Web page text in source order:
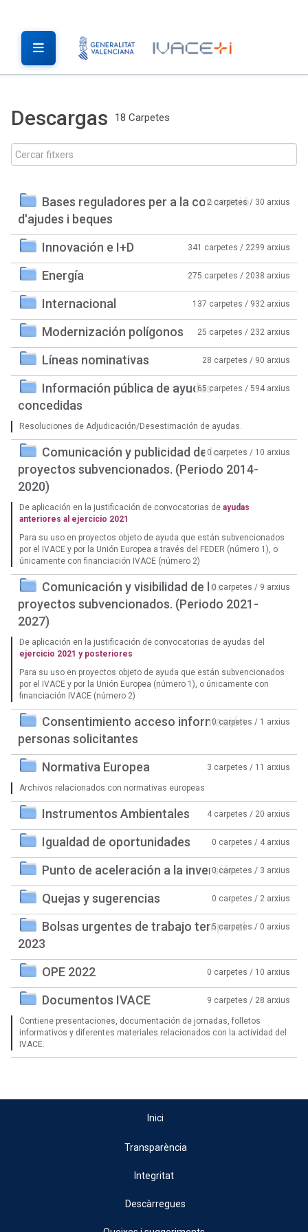
Descargas 18 Carpetes
Bases reguladores per a la concessió
d'ajudes i beques
2 carpetes / 30 arxius
Innovación e I+D 341 carpetes / 2299 arxius
Energía 275 carpetes / 2038 arxius
Internacional 137 carpetes / 932 arxius
Modernización polígonos 25 carpetes / 232 arxius
Líneas nominativas 28 carpetes / 90 arxius
Información pública de ayudas
concedidas
65 carpetes / 594 arxius
Resoluciones de Adjudicación/Desestimación de ayudas.
Comunicación y publicidad de los
proyectos subvencionados. (Periodo 2014-
2020)
0 carpetes / 10 arxius
De aplicación en la justificación de convocatorias de ayudas
anteriores al ejercicio 2021
Para su uso en proyectos objeto de ayuda que están subvencionados
por el IVACE y por la Unión Europea a través del FEDER (número 1), o
únicamente con financiación IVACE (número 2)
Comunicación y visibilidad de los
proyectos subvencionados. (Periodo 2021-
2027)
0 carpetes / 9 arxius
De aplicación en la justificación de convocatorias de ayudas del
ejercicio 2021 y posteriores
Para su uso en proyectos objeto de ayuda que están subvencionados
por el IVACE y por la Unión Europea (número 1), o únicamente con
financiación IVACE (número 2)
Consentimiento acceso información
personas solicitantes
0 carpetes / 1 arxius
Normativa Europea 3 carpetes / 11 arxius
Archivos relacionados con normativas europeas
Instrumentos Ambientales 4 carpetes / 20 arxius
Igualdad de oportunidades 0 carpetes / 4 arxius
Punto de aceleración a la inversión0 carpetes / 3 arxius
Quejas y sugerencias 0 carpetes / 2 arxius
Bolsas urgentes de trabajo temporal
2023
5 carpetes / 0 arxius
OPE 2022 0 carpetes / 10 arxius
Documentos IVACE 9 carpetes / 28 arxius
Contiene presentaciones, documentación de jornadas, folletos
informativos y diferentes materiales relacionados con la actividad del
IVACE.
Inici
Transparència
Integritat
Descàrregues